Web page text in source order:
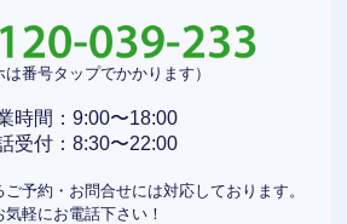
は番号タップでかかります）
時間：9:00〜18:00
受付：8:30〜22:00
予約・お問合せには対応しております。
気軽にお電話下さい！